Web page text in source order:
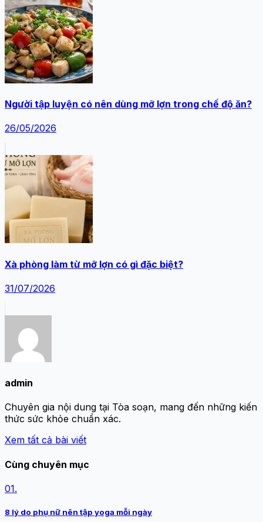
Người tập luyện có nên dùng mỡ lợn trong chế độ ăn?
26/05/2026
Xà phòng làm từ mỡ lợn có gì đặc biệt?
31/07/2026
admin
Chuyên gia nội dung tại Tòa soạn, mang đến những kiến
thức sức khỏe chuẩn xác.
Xem tất cả bài viết
Cùng chuyên mục
01.
8 lý do phụ nữ nên tập yoga mỗi ngày